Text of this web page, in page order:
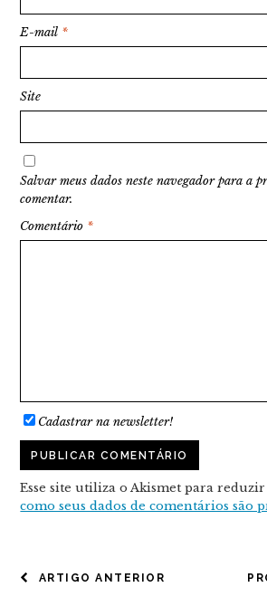
E-mail *
Site
Salvar meus dados neste navegador para a
comentar.
Comentário *
Cadastrar na newsletter!
Esse site utiliza o Akismet para
como seus dados de comentários são
NAVEGAÇÃO
ARTIGO ANTERIOR